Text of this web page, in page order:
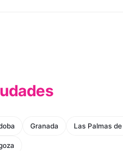
Granada Las Palmas